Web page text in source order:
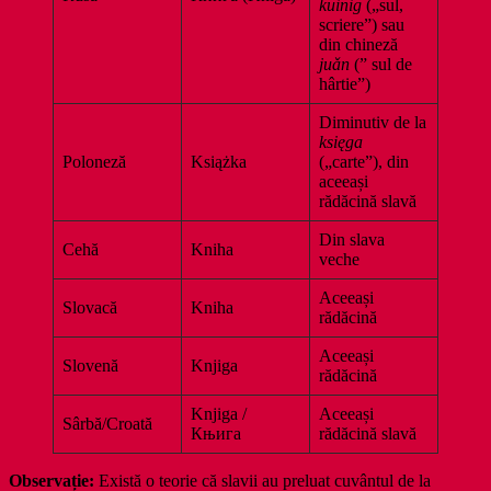
küinig („sul,
scriere”) sau
din chineză
juǎn (” sul de
hârtie”)
Poloneză Książka
Diminutiv de la
księga
(„carte”), din
aceeași
rădăcină slavă
Cehă Kniha
Din slava
veche
Slovacă Kniha
Aceeași
rădăcină
Slovenă Knjiga
Aceeași
rădăcină
Sârbă/Croată
Knjiga /
Књига
Aceeași
rădăcină slavă
Observație: Există o teorie că slavii au preluat cuvântul de la